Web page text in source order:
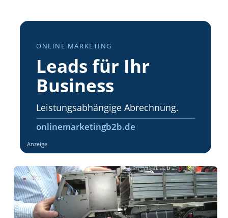
ONLINE MARKETING
Leads für Ihr
Business
Leistungsabhängige Abrechnung.
onlinemarketingb2b.de
Anzeige